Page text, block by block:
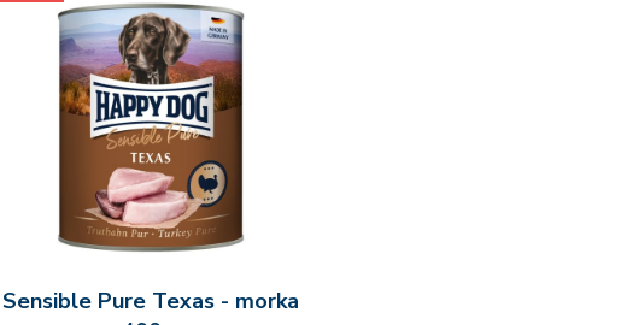
Sensible Pure Texas - morka